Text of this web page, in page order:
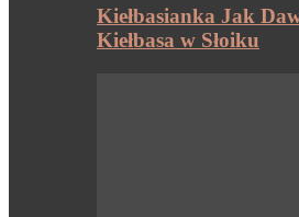
Kiełbasianka Jak
Kiełbasa w Słoiku